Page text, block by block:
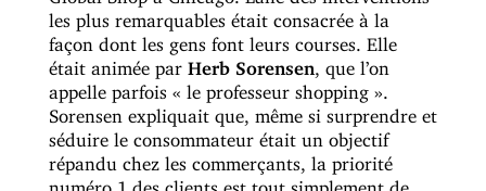
les plus remarquables était consacrée à la
façon dont les gens font leurs courses. Elle
était animée par Herb Sorensen
, que l’on
appelle parfois « le professeur shopping ».
Sorensen expliquait que, même si surprendre et
séduire le consommateur était un objectif
répandu chez les commerçants, la priorité
numéro 1 des clients est tout simplement de